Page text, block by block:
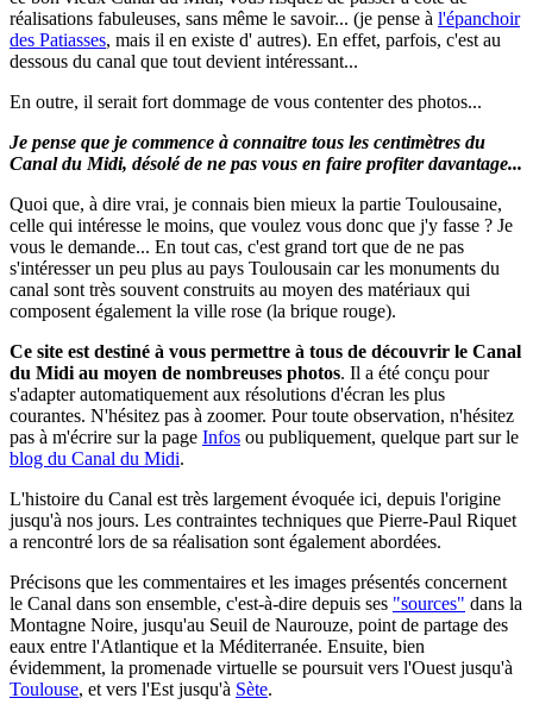
réalisations fabuleuses, sans même le savoir... (je pense à l'épanchoir
des Patiasses, mais il en existe d' autres). En effet, parfois, c'est au
dessous du canal que tout devient intéressant...
En outre, il serait fort dommage de vous contenter des photos...
Je pense que je commence à connaitre tous les centimètres du
Canal du Midi, désolé de ne pas vous en faire profiter davantage...
Quoi que, à dire vrai, je connais bien mieux la partie Toulousaine,
celle qui intéresse le moins, que voulez vous donc que j'y fasse ? Je
vous le demande... En tout cas, c'est grand tort que de ne pas
s'intéresser un peu plus au pays Toulousain car les monuments du
canal sont très souvent construits au moyen des matériaux qui
composent également la ville rose (la brique rouge).
Ce site est destiné à vous permettre à tous de découvrir le Canal
du Midi au moyen de nombreuses photos. Il a été conçu pour
s'adapter automatiquement aux résolutions d'écran les plus
courantes. N'hésitez pas à zoomer. Pour toute observation, n'hésitez
pas à m'écrire sur la page Infos ou publiquement, quelque part sur le
blog du Canal du Midi.
L'histoire du Canal est très largement évoquée ici, depuis l'origine
jusqu'à nos jours. Les contraintes techniques que Pierre-Paul Riquet
a rencontré lors de sa réalisation sont également abordées.
Précisons que les commentaires et les images présentés concernent
le Canal dans son ensemble, c'est-à-dire depuis ses "sources" dans la
Montagne Noire, jusqu'au Seuil de Naurouze, point de partage des
eaux entre l'Atlantique et la Méditerranée. Ensuite, bien
évidemment, la promenade virtuelle se poursuit vers l'Ouest jusqu'à
Toulouse, et vers l'Est jusqu'à Sète.